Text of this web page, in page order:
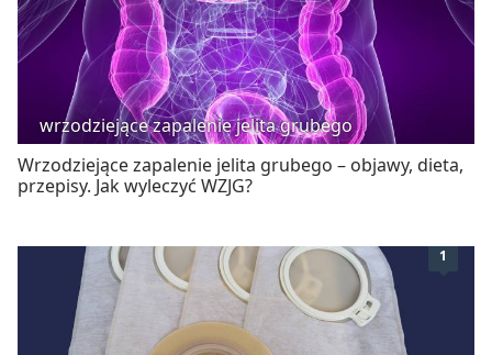
wrzodziejące zapalenie jelita grubego
Wrzodziejące zapalenie jelita grubego – objawy, dieta,
przepisy. Jak wyleczyć WZJG?
1